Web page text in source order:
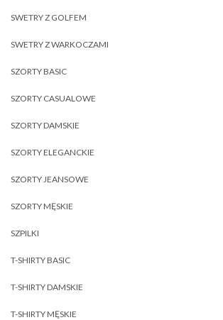
SWETRY Z GOLFEM
SWETRY Z WARKOCZAMI
SZORTY BASIC
SZORTY CASUALOWE
SZORTY DAMSKIE
SZORTY ELEGANCKIE
SZORTY JEANSOWE
SZORTY MĘSKIE
SZPILKI
T-SHIRTY BASIC
T-SHIRTY DAMSKIE
T-SHIRTY MĘSKIE